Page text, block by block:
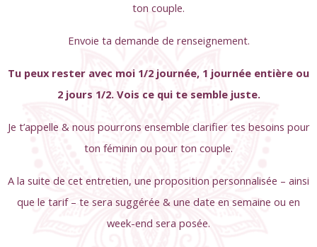
ton couple.
Envoie ta demande de renseignement.
Tu peux rester avec moi 1/2 journée, 1 journée entière ou
2 jours 1/2. Vois ce qui te semble juste.
Je t’appelle & nous pourrons ensemble clarifier tes besoins pour
ton féminin ou pour ton couple.
A la suite de cet entretien, une proposition personnalisée – ainsi
que le tarif – te sera suggérée & une date en semaine ou en
week-end sera posée.